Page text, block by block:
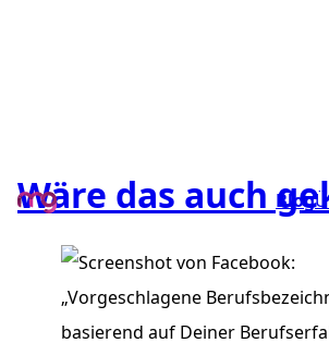
Blog
Wäre das auch